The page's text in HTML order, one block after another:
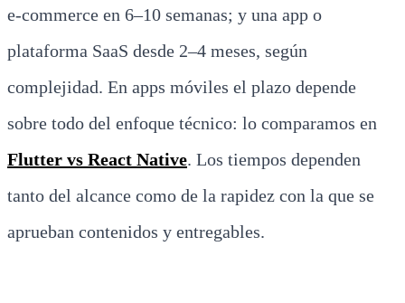
e-commerce en 6–10 semanas; y una app o
plataforma SaaS desde 2–4 meses, según
complejidad. En apps móviles el plazo depende
sobre todo del enfoque técnico: lo comparamos en
Flutter vs React Native. Los tiempos dependen
tanto del alcance como de la rapidez con la que se
aprueban contenidos y entregables.